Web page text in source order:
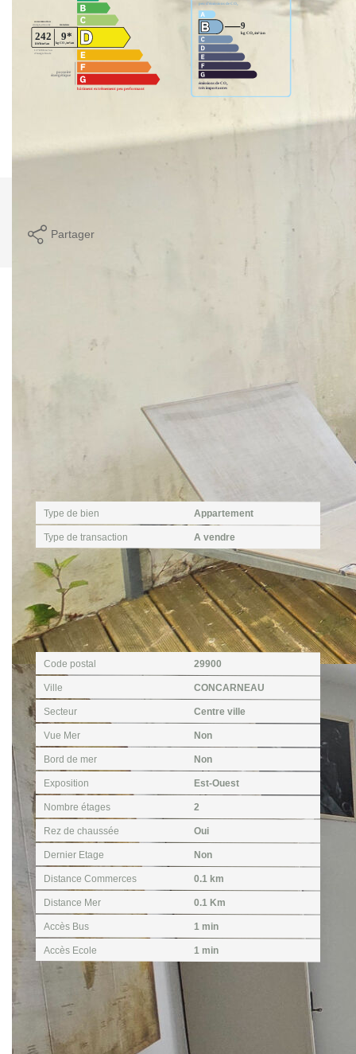
Montant estimé des dépenses annuelles d'énergie pour un
usage standard entre 1090€ et 1480€. indexées aux années
2021,2022 et 2023 (abonnement compris).
Partager
rendez-vous sur
Caractéristiques détaillées
Général
Type de bien Appartement
Type de transaction A vendre
Localisation
Code postal 29900
Ville CONCARNEAU
Secteur Centre ville
Vue Mer Non
Bord de mer Non
Exposition Est-Ouest
Nombre étages 2
Rez de chaussée Oui
Dernier Etage Non
Distance Commerces 0.1 km
Distance Mer 0.1 Km
Accès Bus 1 min
Accès Ecole 1 min
Aspects financiers